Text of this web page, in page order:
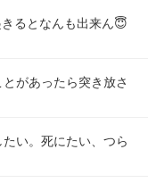
るとなんも出来ん😇
があったら突き放さ
い。死にたい、つら